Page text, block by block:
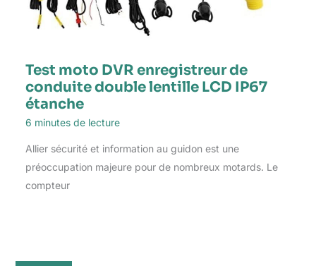
Test moto DVR enregistreur de
conduite double lentille LCD IP67
étanche
6 minutes de lecture
Allier sécurité et information au guidon est une
préoccupation majeure pour de nombreux motards. Le
compteur